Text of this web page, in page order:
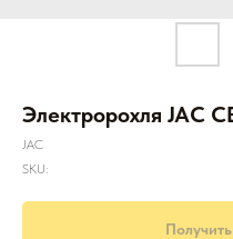
Электророхля JAC
JAC
SKU: